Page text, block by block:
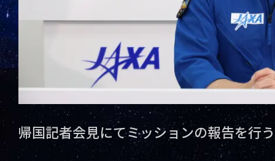
帰国記者会見にてミッションの報告を行